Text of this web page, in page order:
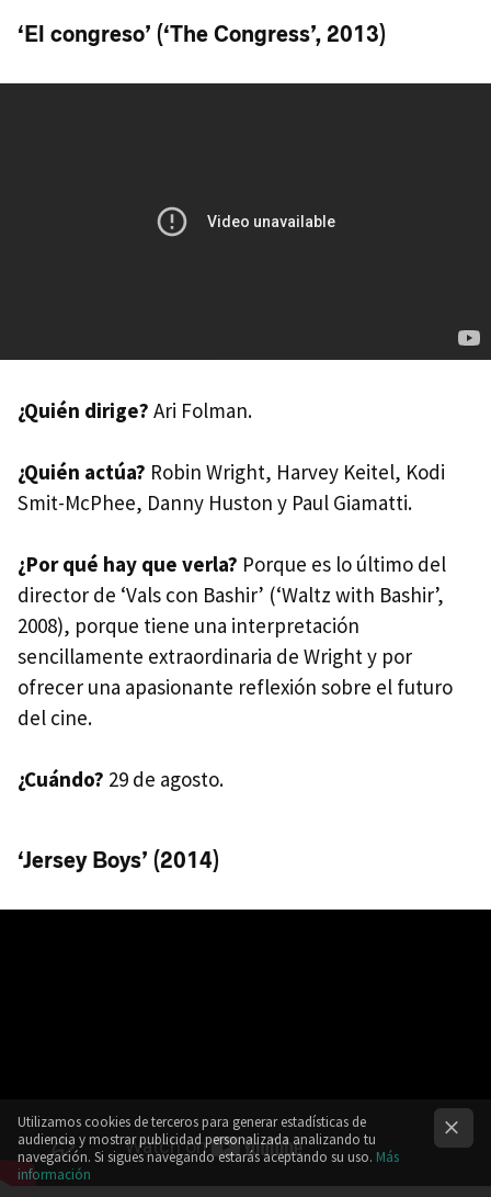
‘El congreso’ (‘The Congress’, 2013)
¿Quién dirige? Ari Folman.
¿Quién actúa? Robin Wright, Harvey Keitel, Kodi
Smit-McPhee, Danny Huston y Paul Giamatti.
¿Por qué hay que verla? Porque es lo último del
director de ‘Vals con Bashir’ (‘Waltz with Bashir’,
2008), porque tiene una interpretación
sencillamente extraordinaria de Wright y por
ofrecer una apasionante reflexión sobre el futuro
del cine.
¿Cuándo? 29 de agosto.
‘Jersey Boys’ (2014)
Utilizamos cookies de terceros para generar estadísticas de
audiencia y mostrar publicidad personalizada analizando tu
navegación. Si sigues navegando estarás aceptando su uso. Más
información